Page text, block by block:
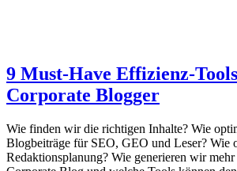
9 Must-Have Effizienz-
Corporate Blogger
Wie finden wir die richtigen Inhalte? Wie
Blogbeiträge für SEO, GEO und Leser? Wie
Redaktionsplanung? Wie generieren wir